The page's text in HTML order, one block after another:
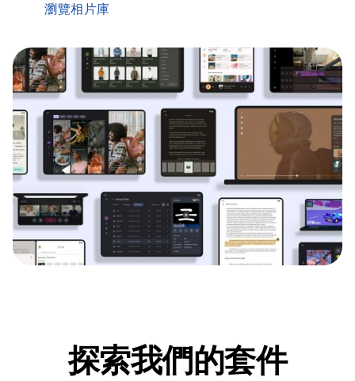
瀏覽相片庫
探索我們的套件